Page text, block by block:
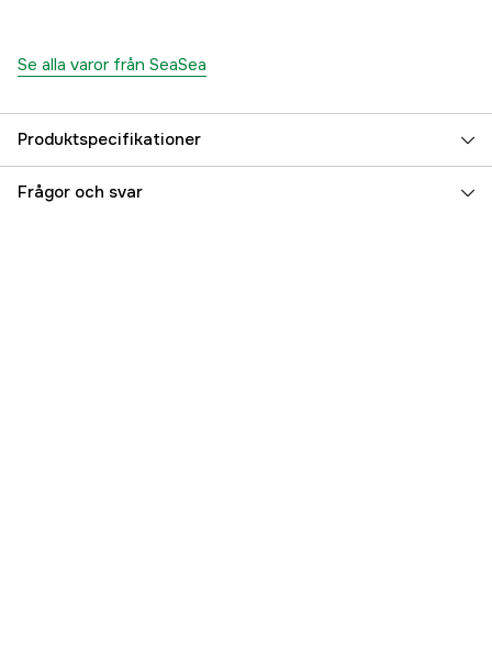
Se alla varor från SeaSea
Produktspecifikationer
Referensnummer 5000022256
Frågor och svar